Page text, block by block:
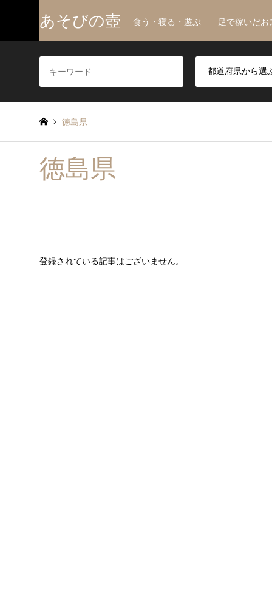
あそびの壺 食う・寝る・遊ぶ 足で稼いだお
徳島県
徳島県
登録されている記事はございません。